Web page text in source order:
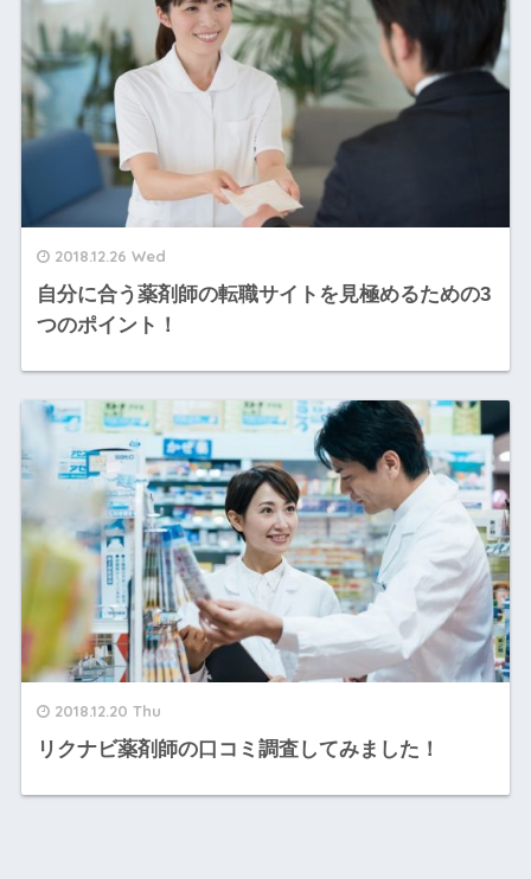
2018.12.26 Wed
自分に合う薬剤師の転職サイトを見極めるための3
つのポイント！
2018.12.20 Thu
リクナビ薬剤師の口コミ調査してみました！